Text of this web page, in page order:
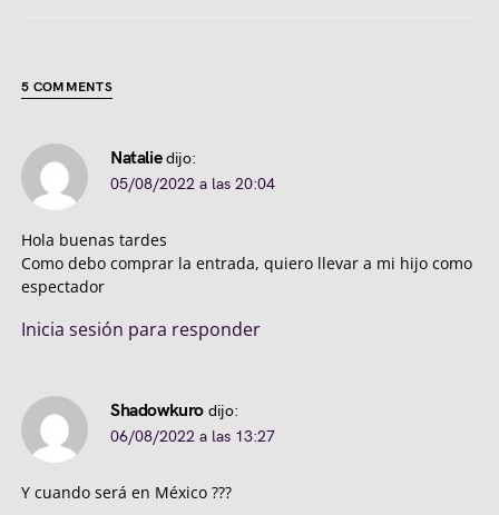
5 COMMENTS
Natalie dijo:
05/08/2022 a las 20:04
Hola buenas tardes
Como debo comprar la entrada, quiero llevar a mi hijo como
espectador
Inicia sesión para responder
Shadowkuro dijo:
06/08/2022 a las 13:27
Y cuando será en México ???